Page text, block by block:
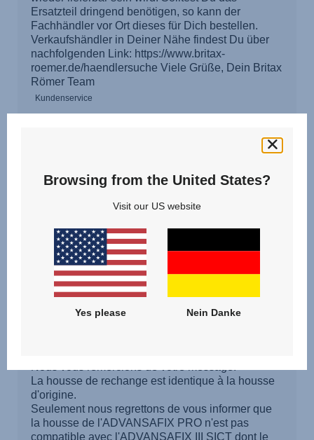
Browsing from the United States?
Visit our US website
Yes please Nein Danke